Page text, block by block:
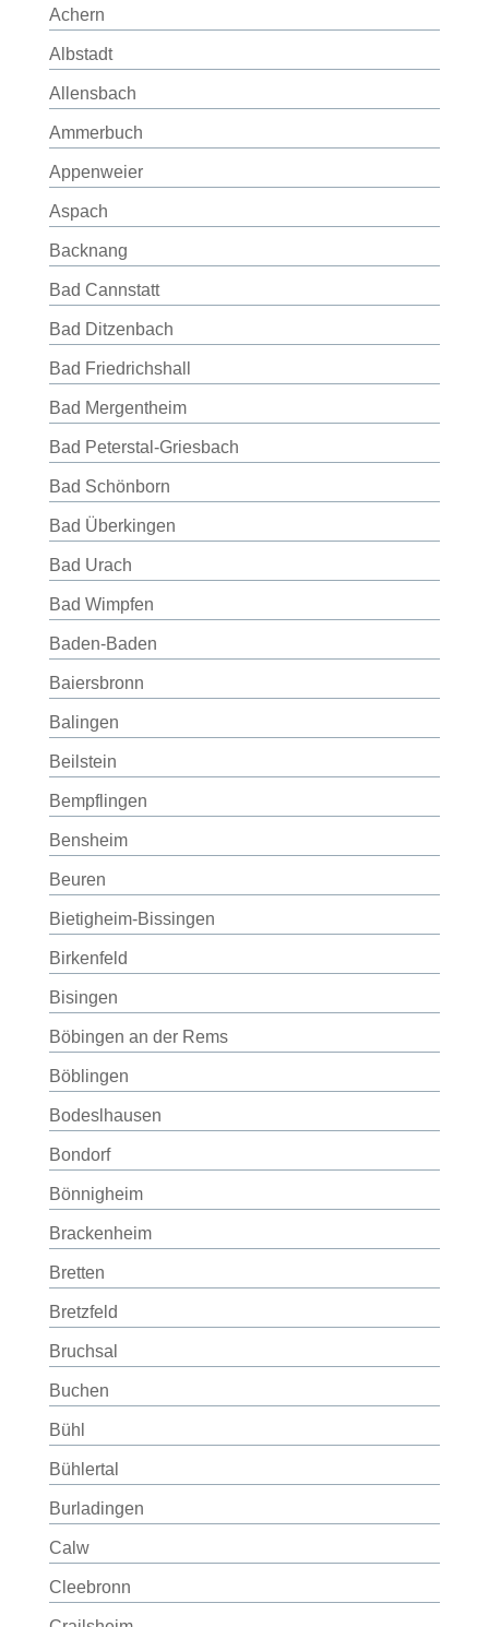
Achern
Albstadt
Allensbach
Ammerbuch
Appenweier
Aspach
Backnang
Bad Cannstatt
Bad Ditzenbach
Bad Friedrichshall
Bad Mergentheim
Bad Peterstal-Griesbach
Bad Schönborn
Bad Überkingen
Bad Urach
Bad Wimpfen
Baden-Baden
Baiersbronn
Balingen
Beilstein
Bempflingen
Bensheim
Beuren
Bietigheim-Bissingen
Birkenfeld
Bisingen
Böbingen an der Rems
Böblingen
Bodeslhausen
Bondorf
Bönnigheim
Brackenheim
Bretten
Bretzfeld
Bruchsal
Buchen
Bühl
Bühlertal
Burladingen
Calw
Cleebronn